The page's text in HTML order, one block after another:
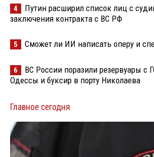
4
Путин расширил список лиц с
заключения контракта с ВС РФ
5 Сможет ли ИИ написать оперу и
6
ВС России поразили резервуары с
Одессы и буксир в порту Николаева
Главное сегодня